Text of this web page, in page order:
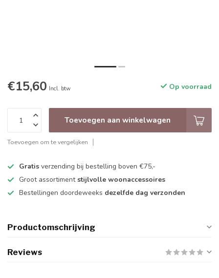
€15,60 Incl. btw Op voorraad
Toevoegen aan winkelwagen
Toevoegen om te vergelijken
Gratis verzending bij bestelling boven €75,-
Groot assortiment stijlvolle woonaccessoires
Bestellingen doordeweeks dezelfde dag verzonden
Productomschrijving
Reviews